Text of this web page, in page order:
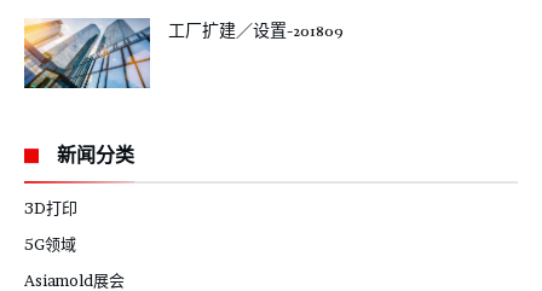
工厂扩建／设置-201809
新闻分类
3D打印
5G领域
Asiamold展会